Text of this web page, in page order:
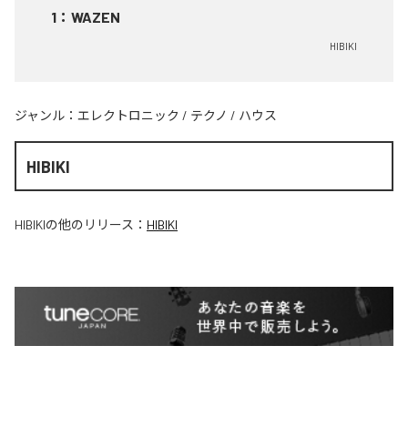
1 ： WAZEN
HIBIKI
ジャンル： エレクトロニック / テクノ / ハウス
HIBIKI
HIBIKIの他のリリース： HIBIKI